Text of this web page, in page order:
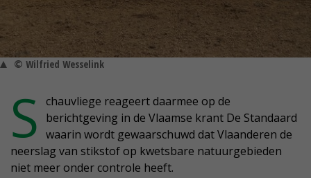
© Wilfried Wesselink
S chauvliege reageert daarmee op de
berichtgeving in de Vlaamse krant De Standaard
waarin wordt gewaarschuwd dat Vlaanderen de
neerslag van stikstof op kwetsbare natuurgebieden
niet meer onder controle heeft.